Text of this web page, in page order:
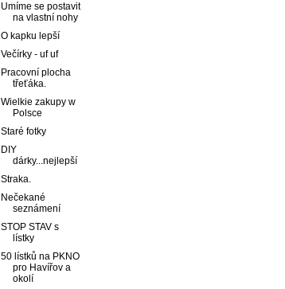
Umíme se postavit
na vlastní nohy
O kapku lepší
Večírky - uf uf
Pracovní plocha
třeťáka.
Wielkie zakupy w
Polsce
Staré fotky
DIY
dárky...nejlepší
Straka.
Nečekané
seznámení
STOP STAV s
lístky
50 lístků na PKNO
pro Havířov a
okolí